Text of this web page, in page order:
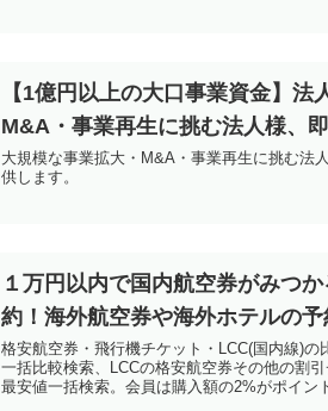
【1億円以上の大口事業資金】法
M&A・事業再生に挑む法人様、
大規模な事業拡大・M&A・事業再生に挑む法
供します。
１万円以内で国内航空券がみつ
約！海外航空券や海外ホテルの予
格安航空券・飛行機チケット・LCC(国内線)
一括比較検索、LCCの格安航空券その他の割
最安値一括検索。会員は購入額の2%がポイン